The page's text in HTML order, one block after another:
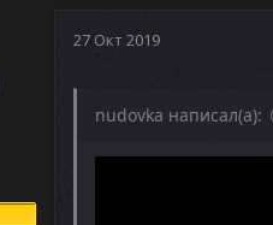
27 Окт 2019
nudovka написал(а):